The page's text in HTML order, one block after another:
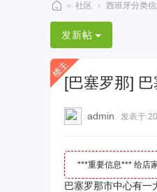
西
班
牙
华
» 社区 › 西班牙分类
发新帖
[巴塞罗那]
admin 发表于
***重要信息*** 给店
巴塞罗那市中心有一